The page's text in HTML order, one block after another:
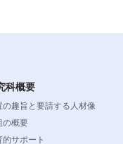
科概要
の趣旨と要請する人材像
の概要
的サポート